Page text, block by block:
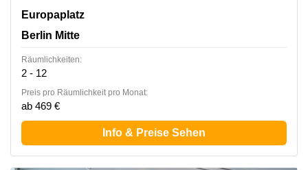
Europaplatz 2, Berlin Mitte
Europaplatz
Berlin Mitte
Räumlichkeiten:
2 - 12
Preis pro Räumlichkeit pro Monat:
ab 469 €
Info & Preise Sehen